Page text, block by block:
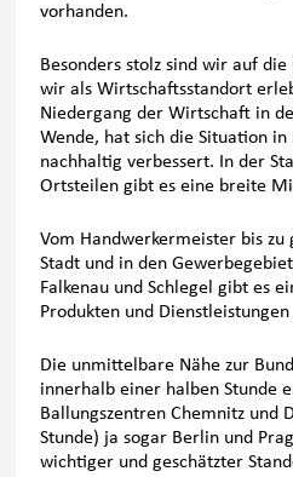
vorhanden.
Besonders stolz sind wir auf
wir als Wirtschaftsstandort
Niedergang der Wirtschaft in
Wende, hat sich die Situation
nachhaltig verbessert. In der
Ortsteilen gibt es eine breite
Vom Handwerkermeister bis
Stadt und in den
Falkenau und Schlegel gibt es
Produkten und
Die unmittelbare Nähe zur
innerhalb einer halben Stunde
Ballungszentren Chemnitz und
Stunde) ja sogar Berlin und
wichtiger und geschätzter